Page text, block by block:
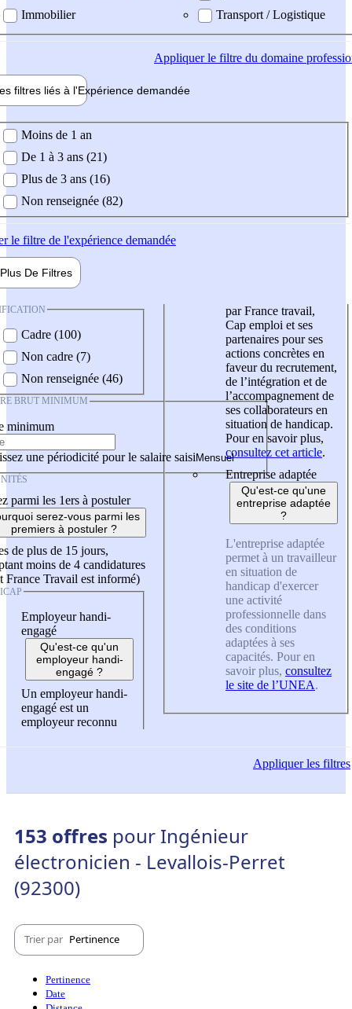
Immobilier
Transport / Logistique
Appliquerle filtre du domaine
filtres liés à l'Expérience demandée
demandée
Moins de 1 an
De 1 à 3 ans (21)
Plus de 3 ans (16)
Non renseignée (82)
le filtre de l'expérience demandée
Plus De Filtres
Cadre (100)
Non cadre (7)
Non renseignée (46)
BRUT MINIMUM
minimum
une périodicité pour le salaire saisi
parmi les 1ers à postuler
serez-vous parmi les
premiers à postuler ?
de plus de 15 jours,
moins de 4 candidatures
France Travail est informé)
Employeur handi-
engagé
Qu'est-ce qu'un
employeur handi-
engagé ?
Un employeur handi-
engagé est un
employeur reconnu
par France travail,
Cap emploi et ses
partenaires pour ses
actions concrètes en
faveur du recrutement,
de l’intégration et de
l’accompagnement de
ses collaborateurs en
situation de handicap.
Pour en savoir plus,
consultez cet article.
Entreprise adaptée
Qu'est-ce qu'une
entreprise adaptée
?
L'entreprise adaptée
permet à un travailleur
en situation de
handicap d'exercer
une activité
professionnelle dans
des conditions
adaptées à ses
capacités. Pour en
savoir plus, consultez
le site de l’UNEA.
Appliquerles filtres
153 offres pour Ingénieur
électronicien - Levallois-Perret
(92300)
Trier par Pertinence
Pertinence
Date